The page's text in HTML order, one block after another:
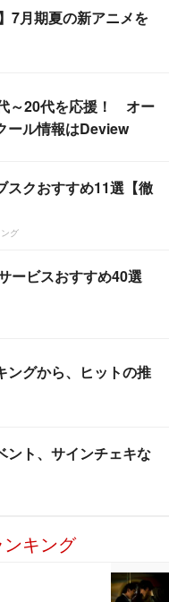
7月期夏の新アニメを
～20代を応援！ オー
ール情報はDeview
スクおすすめ11選【徹
グ
ービスおすすめ40選
ングから、ヒットの推
ント、サインチェキな
ンキング